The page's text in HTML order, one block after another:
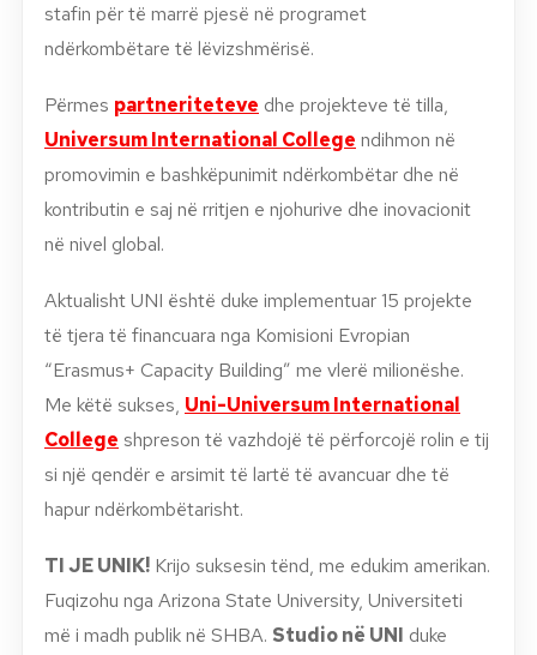
stafin për të marrë pjesë në programet
ndërkombëtare të lëvizshmërisë.
Përmes partneriteteve dhe projekteve të tilla,
Universum International College ndihmon në
promovimin e bashkëpunimit ndërkombëtar dhe në
kontributin e saj në rritjen e njohurive dhe inovacionit
në nivel global.
Aktualisht UNI është duke implementuar 15 projekte
të tjera të financuara nga Komisioni Evropian
“Erasmus+ Capacity Building” me vlerë milionëshe.
Me këtë sukses, Uni-Universum International
College shpreson të vazhdojë të përforcojë rolin e tij
si një qendër e arsimit të lartë të avancuar dhe të
hapur ndërkombëtarisht.
TI JE UNIK! Krijo suksesin tënd, me edukim amerikan.
Fuqizohu nga Arizona State University, Universiteti
më i madh publik në SHBA. Studio në UNI duke